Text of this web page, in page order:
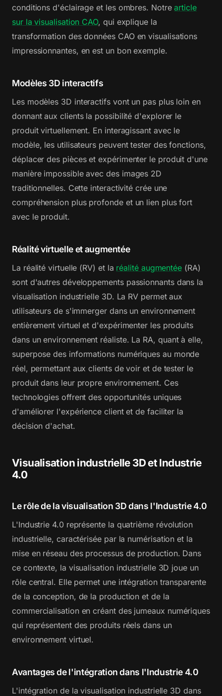
conditions d'éclairage et les ombres. Notrearticle
sur la visualisation CAO, qui explique la
transformation des données CAO en visualisations
impressionnantes, en est un bon exemple.
Modèles 3D interactifs
Les modèles 3D interactifs vont un pas plus loin en
donnant aux clients la possibilité d'explorer le
produit virtuellement. En interagissant avec le
modèle, les utilisateurs peuvent tester des fonctions,
déplacer des pièces et expérimenter le produit d'une
manière impossible avec des images 2D
traditionnelles. Cette interactivité crée une
compréhension plus profonde et un lien plus fort
avec le produit.
Réalité virtuelle et augmentée
La réalité virtuelle (RV) et la réalité augmentée (RA)
sont d'autres développements passionnants dans la
visualisation industrielle 3D. La RV permet aux
utilisateurs de s'immerger dans un environnement
entièrement virtuel et d'expérimenter les produits
dans un environnement réaliste. La RA, quant à elle,
superpose des informations numériques au monde
réel, permettant aux clients de voir et de tester le
produit dans leur propre environnement. Ces
technologies offrent des opportunités uniques
d'améliorer l'expérience client et de faciliter la
décision d'achat.
Visualisation industrielle 3D et Industrie
4.0
Le rôle de la visualisation 3D dans l'Industrie 4.0
L'Industrie 4.0 représente la quatrième révolution
industrielle, caractérisée par la numérisation et la
mise en réseau des processus de production. Dans
ce contexte, la visualisation industrielle 3D joue un
rôle central. Elle permet une intégration transparente
de la conception, de la production et de la
commercialisation en créant des jumeaux numériques
qui représentent des produits réels dans un
environnement virtuel.
Avantages de l'intégration dans l'Industrie 4.0
L'intégration de la visualisation industrielle 3D dans